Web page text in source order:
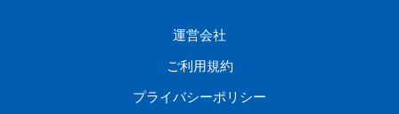
運営会社
ご利用規約
プライバシーポリシー